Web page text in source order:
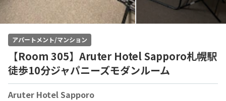
アパートメント/マンション
【Room 305】Aruter Hotel Sapporo札幌駅
徒歩10分ジャパニーズモダンルーム
Aruter Hotel Sapporo